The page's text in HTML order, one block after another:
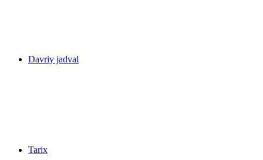
Davriy jadval
Tarix